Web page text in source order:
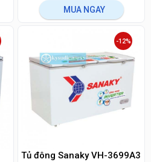
MUA NGAY
Tủ đông Sanaky VH-3699A3
-12%